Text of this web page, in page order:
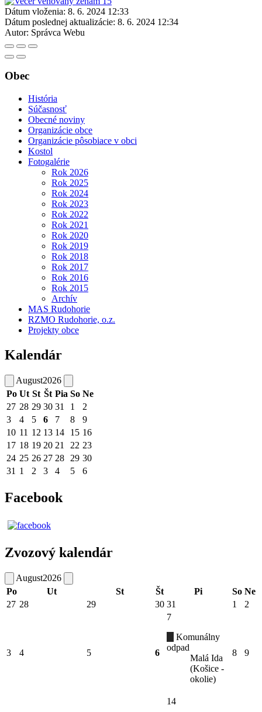
Dátum vloženia: 8. 6. 2024 12:33
Dátum poslednej aktualizácie: 8. 6. 2024 12:34
Autor: Správca Webu
Obec
História
Súčasnosť
Obecné noviny
Organizácie obce
Organizácie pôsobiace v obci
Kostol
Fotogalérie
Rok 2026
Rok 2025
Rok 2024
Rok 2023
Rok 2022
Rok 2021
Rok 2020
Rok 2019
Rok 2018
Rok 2017
Rok 2016
Rok 2015
Archív
MAS Rudohorie
RZMO Rudohorie, o.z.
Projekty obce
Kalendár
August2026
Po Ut St Št Pia So Ne
27 28 29 30 31 1
2
3
4 5 6 7 8
9
10 11 12 13 14 15 16
17 18 19 20 21 22 23
24 25 26 27 28 29 30
31 1 2 3 4 5 6
Facebook
Zvozový kalendár
August2026
Po
Ut St Št Pi So Ne
27 28 29 30 31 1 2
3 4 5 6
7
Komunálny
odpad
Malá Ida
(Košice -
okolie)
8 9
14